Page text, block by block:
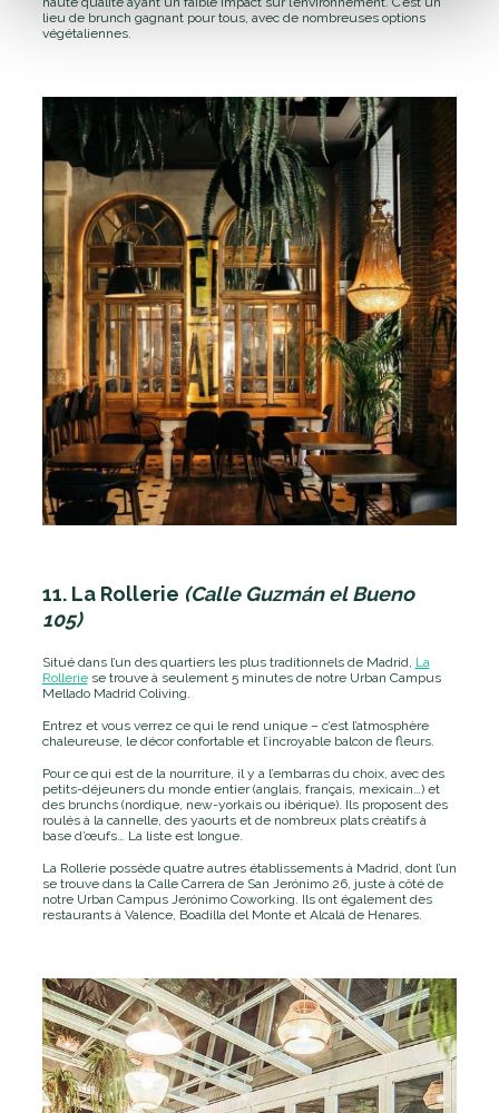
lieu de brunch gagnant pour tous, avec de nombreuses options
végétaliennes.
11. La Rollerie (Calle Guzmán el Bueno
105)
Situé dans l’un des quartiers les plus traditionnels de Madrid, La
Rolleriese trouve à seulement 5 minutes de notre Urban Campus
Mellado Madrid Coliving.
Entrez et vous verrez ce qui le rend unique – c’est l’atmosphère
chaleureuse, le décor confortable et l’incroyable balcon de fleurs.
Pour ce qui est de la nourriture, il y a l’embarras du choix, avec des
petits-déjeuners du monde entier (anglais, français, mexicain…) et
des brunchs (nordique, new-yorkais ou ibérique). Ils proposent des
roulés à la cannelle, des yaourts et de nombreux plats créatifs à
base d’œufs… La liste est longue.
La Rollerie possède quatre autres établissements à Madrid, dont l’un
se trouve dans la Calle Carrera de San Jerónimo 26, juste à côté de
notre Urban Campus Jerónimo Coworking. Ils ont également des
restaurants à Valence, Boadilla del Monte et Alcalá de Henares.